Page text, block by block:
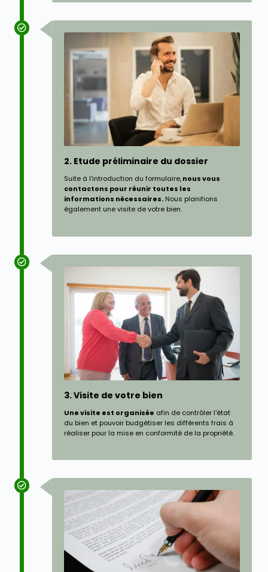
2. Etude préliminaire du dossier
Suite à l'introduction du formulaire,nous vous
contactons pour réunir toutes les
informations nécessaires.Nous planifions
également une visite de votre bien.
3. Visite de votre bien
Une visite est organisée afin de contrôler l'état
du bien et pouvoir budgétiser les différents frais à
réaliser pour la mise en conformité de la propriété.